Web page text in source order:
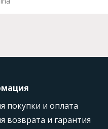
покупки и оплата
возврата и гарантия